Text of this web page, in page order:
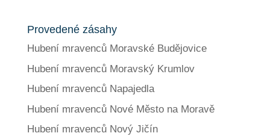
Provedené zásahy
Hubení mravenců Moravské Budějovice
Hubení mravenců Moravský Krumlov
Hubení mravenců Napajedla
Hubení mravenců Nové Město na Moravě
Hubení mravenců Nový Jičín